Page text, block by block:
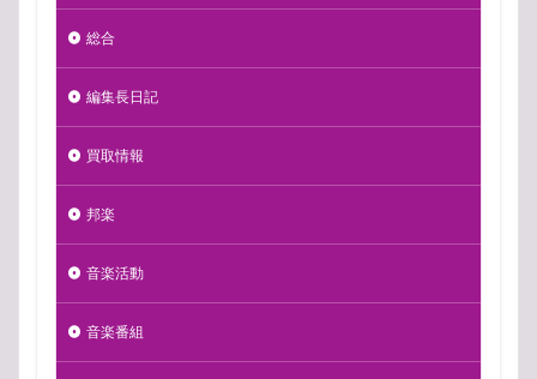
総合
編集長日記
買取情報
邦楽
音楽活動
音楽番組